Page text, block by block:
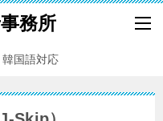
務所
国語対応